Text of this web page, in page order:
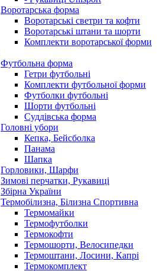
Воротарська форма
Воротарські светри та кофти
Воротарські штани та шорти
Комплекти воротарської форми
Футбольна форма
Гетри футбольні
Комплекти футбольної форми
Футболки футбольні
Шорти футбольні
Суддівська форма
Головні убори
Кепка, Бейсболка
Панама
Шапка
Горловики, Шарфи
Зимові перчатки, Рукавиці
Збірна України
Термобілизна, Білизна Спортивна
Термомайки
Термофутболки
Термокофти
Термошорти, Велосипедки
Термоштани, Лосини, Капрі
Термокомплект